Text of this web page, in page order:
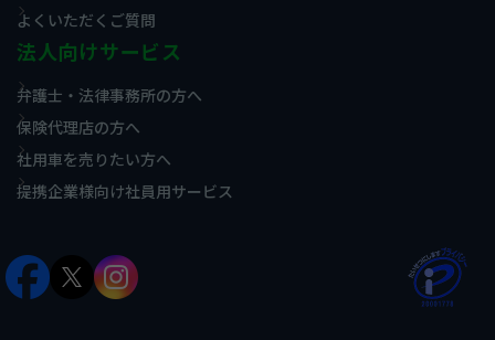
よくいただくご質問
法人向けサービス
弁護士・法律事務所の方へ
保険代理店の方へ
社用車を売りたい方へ
提携企業様向け社員用サービス